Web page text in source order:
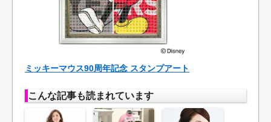
ミッキーマウス90周年記念 スタンプアート
こんな記事も読まれています